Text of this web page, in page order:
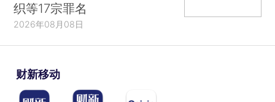
织等17宗罪名
2026年08月08日
财新移动